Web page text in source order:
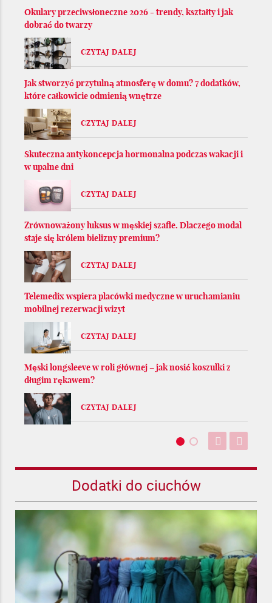
Okulary przeciwsłoneczne 2026 - trendy, kształty i jak
dobrać do twarzy
CZYTAJ DALEJ
Jak stworzyć przytulną atmosferę w domu? 7 dodatków,
które całkowicie odmienią wnętrze
CZYTAJ DALEJ
Skuteczna antykoncepcja hormonalna podczas wakacji i
w upalne dni
CZYTAJ DALEJ
Zrównoważony luksus w męskiej szafie. Dlaczego modal
staje się królem bielizny premium?
CZYTAJ DALEJ
Telemedix wspiera placówki medyczne w uruchamianiu
mobilnej rezerwacji wizyt
CZYTAJ DALEJ
Męski longsleeve w roli głównej – jak nosić koszulki z
długim rękawem?
CZYTAJ DALEJ
Dodatki do ciuchów